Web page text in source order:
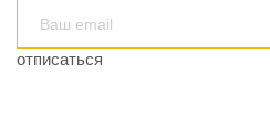
отписаться